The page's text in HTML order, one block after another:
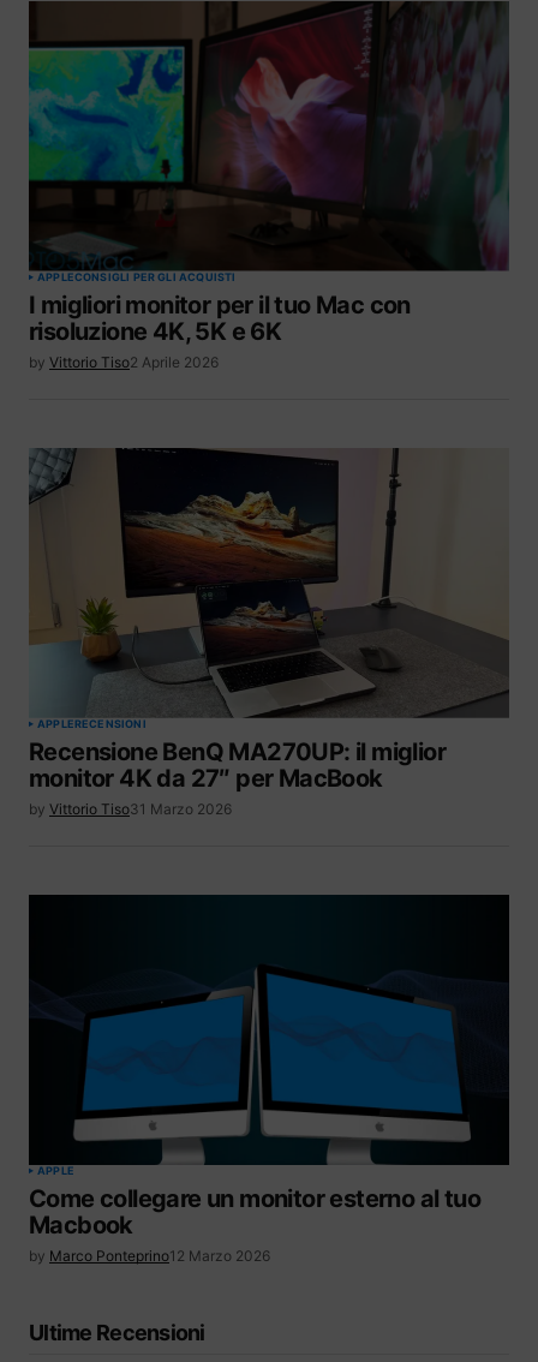
APPLECONSIGLI PER GLI ACQUISTI
I migliori monitor per il tuo Mac con
risoluzione 4K, 5K e 6K
by Vittorio Tiso2 Aprile 2026
APPLERECENSIONI
Recensione BenQ MA270UP: il miglior
monitor 4K da 27″ per MacBook
by Vittorio Tiso31 Marzo 2026
APPLE
Come collegare un monitor esterno al tuo
Macbook
by Marco Ponteprino12 Marzo 2026
Ultime Recensioni